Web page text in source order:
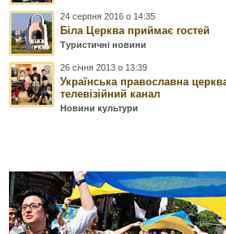
24 серпня 2016 о 14:35
Біла Церква приймає гостей
Туристичні новини
26 січня 2013 о 13:39
Українська православна
телевізійний канал
Новини культури